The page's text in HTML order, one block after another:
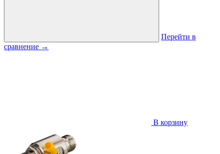
Перейти в
сравнение →
В корзину